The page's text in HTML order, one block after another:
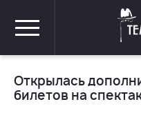
Открылась
билетов на